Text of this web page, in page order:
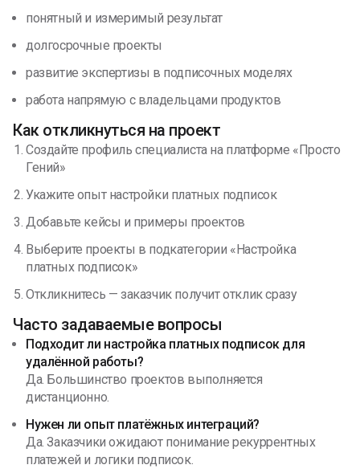
понятный и измеримый результат
долгосрочные проекты
развитие экспертизы в подписочных моделях
работа напрямую с владельцами продуктов
Как откликнуться на проект
Создайте профиль специалиста на платформе «Просто
Гений»
Укажите опыт настройки платных подписок
Добавьте кейсы и примеры проектов
Выберите проекты в подкатегории «Настройка
платных подписок»
Откликнитесь — заказчик получит отклик сразу
Часто задаваемые вопросы
Подходит ли настройка платных подписок для
удалённой работы?
Да. Большинство проектов выполняется
дистанционно.
Нужен ли опыт платёжных интеграций?
Да. Заказчики ожидают понимание рекуррентных
платежей и логики подписок.